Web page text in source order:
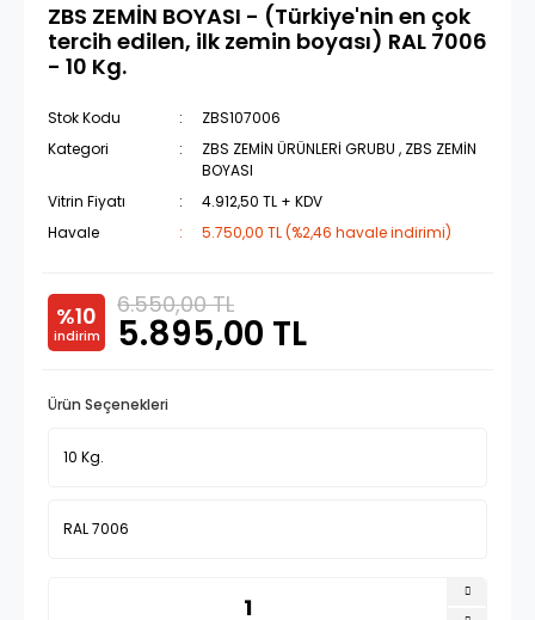
ZBS ZEMİN BOYASI - (Türkiye'nin en çok
tercih edilen, ilk zemin boyası) RAL 7006
- 10 Kg.
Stok Kodu
ZBS107006
Kategori
ZBS ZEMİN ÜRÜNLERİ GRUBU , ZBS ZEMİN
BOYASI
Vitrin Fiyatı
4.912,50 TL + KDV
Havale
5.750,00 TL (%2,46 havale indirimi)
%10
indirim
6.550,00 TL
5.895,00 TL
Ürün Seçenekleri